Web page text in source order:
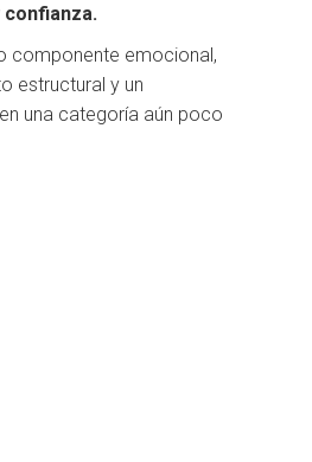
confianza.
componente emocional,
estructural y un
una categoría aún poco